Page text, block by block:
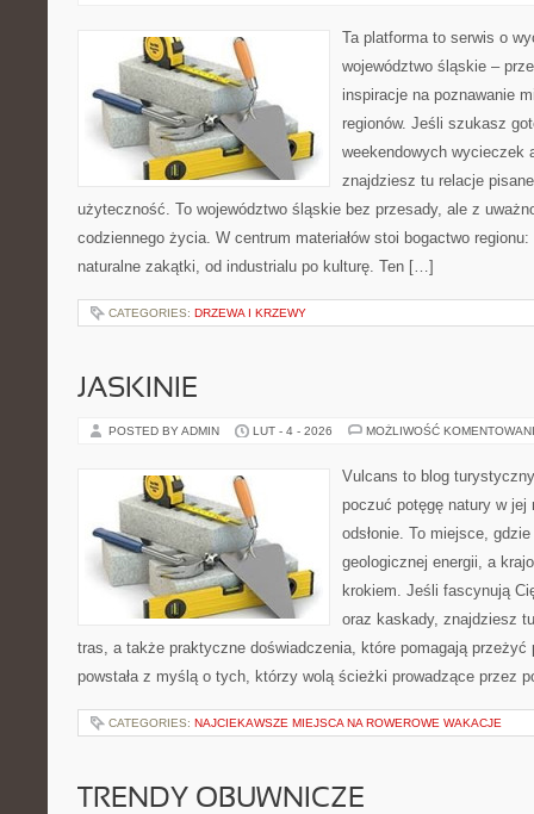
Ta platforma to serwis o
województwo śląskie –
inspiracje na poznawanie
regionów. Jeśli szukasz
weekendowych wycieczek
znajdziesz tu relacje
użyteczność. To województwo śląskie bez przesady, ale z
codziennego życia. W centrum materiałów stoi bogactwo
naturalne zakątki, od industrialu po kulturę. Ten […]
CATEGORIES: DRZEWA I KRZEWY
JASKINIE
POSTED BY ADMIN LUT - 4 - 2026 MOŻLIWOŚĆ
Vulcans to blog
poczuć potęgę natury w jej
odsłonie. To miejsce,
geologicznej energii, a
krokiem. Jeśli fascynują
oraz kaskady, znajdziesz
tras, a także praktyczne doświadczenia, które pomagają przeżyć
powstała z myślą o tych, którzy wolą ścieżki prowadzące przez
CATEGORIES: NAJCIEKAWSZE MIEJSCA NA ROWEROWE WAKACJE
TRENDY OBUWNICZE